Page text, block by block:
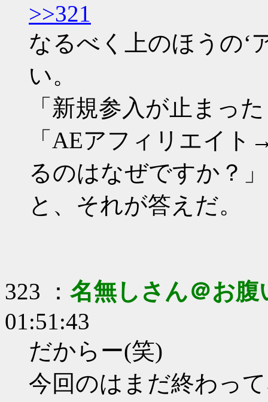
>>321
なるべく上のほうの‘
い。
「新規参入が止まっ
「AEアフィリエイ
るのはなぜですか？」
と、それが答えだ。
323 ： 名無しさん＠お腹
01:51:43
だからー(笑)
今回のはまだ終わっ